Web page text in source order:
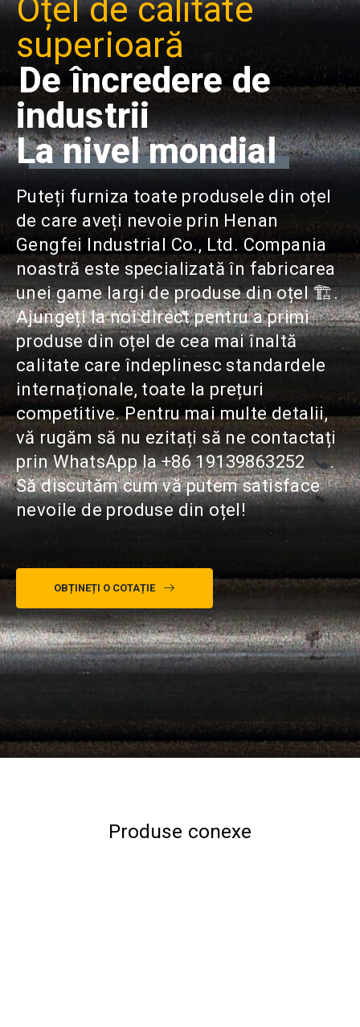
Oțel de calitate
superioară
De încredere de
industrii
La nivel mondial
Puteți furniza toate produsele din oțel
de care aveți nevoie prin Henan
Gengfei Industrial Co., Ltd. Compania
noastră este specializată în fabricarea
unei game largi de produse din oțel 🏗.
Ajungeți la noi direct pentru a primi
produse din oțel de cea mai înaltă
calitate care îndeplinesc standardele
internaționale, toate la prețuri
competitive. Pentru mai multe detalii,
vă rugăm să nu ezitați să ne contactați
prin WhatsApp la+86 19139863252
.
Să discutăm cum vă putem satisface
nevoile de produse din oțel!
OBȚINEȚI O COTAȚIE
Produse conexe